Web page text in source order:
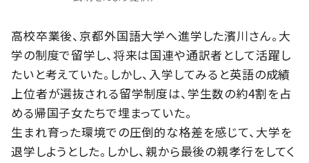
高校卒業後、京都外国語大学へ進学した濱川さん。大
学の制度で留学し、将来は国連や通訳者として活躍し
たいと考えていた。しかし、入学してみると英語の成績
上位者が選抜される留学制度は、学生数の約4割を占
める帰国子女たちで埋まっていた。
生まれ育った環境での圧倒的な格差を感じて、大学を
退学しようとした。しかし、親から最後の親孝行をしてく